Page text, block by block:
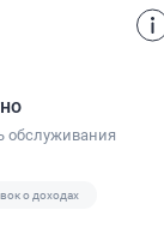
обслуживания
о доходах